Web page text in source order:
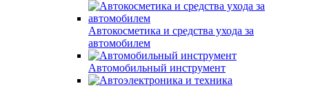
Автокосметика и средства ухода за
автомобилем
Автомобильный инструмент